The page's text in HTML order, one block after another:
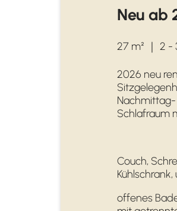
Neu ab
27 m² ｜ 2 -
2026 neu
Schlafraum
Couch,
offenes